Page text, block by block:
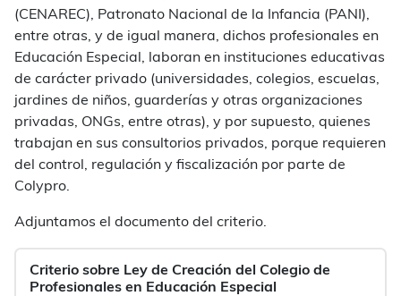
(CENAREC), Patronato Nacional de la Infancia (PANI),
entre otras, y de igual manera, dichos profesionales en
Educación Especial, laboran en instituciones educativas
de carácter privado (universidades, colegios, escuelas,
jardines de niños, guarderías y otras organizaciones
privadas, ONGs, entre otras), y por supuesto, quienes
trabajan en sus consultorios privados, porque requieren
del control, regulación y fiscalización por parte de
Colypro.
Adjuntamos el documento del criterio.
Criterio sobre Ley de Creación del Colegio de
Profesionales en Educación Especial